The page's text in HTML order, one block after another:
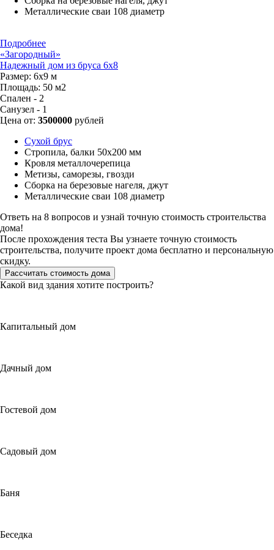
Металлические сваи 108 диаметр
Подробнее
«Загородный»
Надежный дом из бруса 6x8
Размер: 6х9 м
Площадь: 50 м2
Спален - 2
Санузел - 1
Цена от: 3500000 рублей
Сухой брус
Стропила, балки 50х200 мм
Кровля металлочерепица
Метизы, саморезы, гвозди
Сборка на березовые нагеля, джут
Металлические сваи 108 диаметр
Ответь на 8 вопросов и узнай точную стоимость строительства
дома!
После прохождения теста Вы узнаете точную стоимость
строительства, получите проект дома бесплатно и персональную
скидку.
Рассчитать стоимость дома
Какой вид здания хотите построить?
Капитальный дом
Дачный дом
Гостевой дом
Садовый дом
Баня
Беседка